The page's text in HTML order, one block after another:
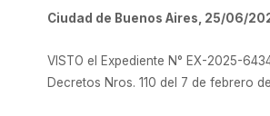
Ciudad de Buenos Aires, 25/06/
VISTO el Expediente N° EX-2025-
Decretos Nros. 110 del 7 de febrero